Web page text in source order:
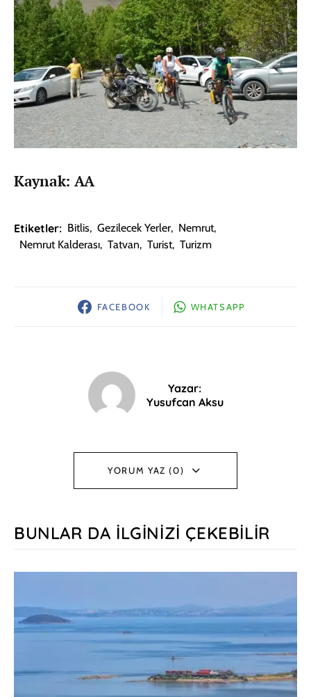
Kaynak: AA
Etiketler: Bitlis, Gezilecek Yerler, Nemrut,
Nemrut Kalderası, Tatvan, Turist, Turizm
FACEBOOK WHATSAPP
Yazar:
Yusufcan Aksu
YORUM YAZ (0)
BUNLAR DA İLGINIZI ÇEKEBILIR